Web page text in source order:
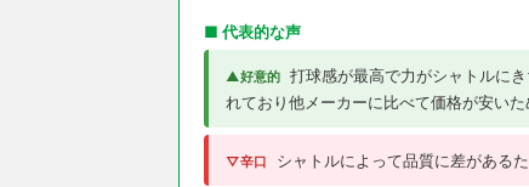
■ 代表的な声
▲好意的 打球感が最高で力がシャトルに
れており他メーカーに比べて価格が安い
▽辛口 シャトルによって品質に差がある